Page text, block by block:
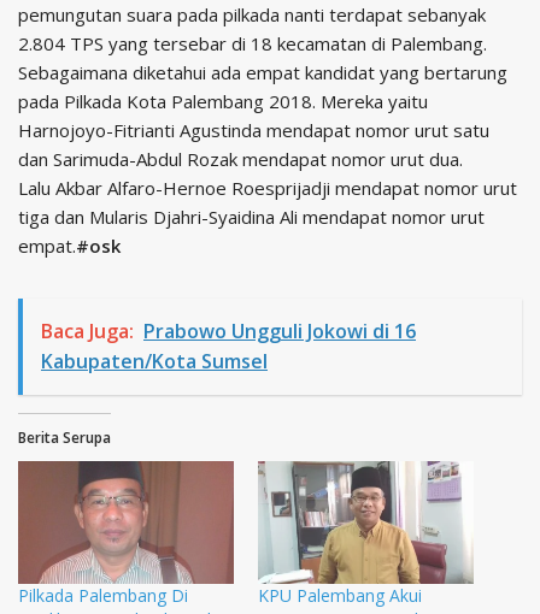
pemungutan suara pada pilkada nanti terdapat sebanyak
2.804 TPS yang tersebar di 18 kecamatan di Palembang.
Sebagaimana diketahui ada empat kandidat yang bertarung
pada Pilkada Kota Palembang 2018. Mereka yaitu
Harnojoyo-Fitrianti Agustinda mendapat nomor urut satu
dan Sarimuda-Abdul Rozak mendapat nomor urut dua.
Lalu Akbar Alfaro-Hernoe Roesprijadji mendapat nomor urut
tiga dan Mularis Djahri-Syaidina Ali mendapat nomor urut
empat.#osk
Baca Juga: Prabowo Ungguli Jokowi di 16
Kabupaten/Kota Sumsel
Berita Serupa
Pilkada Palembang Di
KPU Palembang Akui